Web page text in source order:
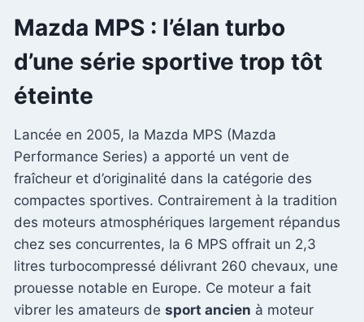
Mazda MPS : l’élan turbo
d’une série sportive trop tôt
éteinte
Lancée en 2005, la Mazda MPS (Mazda
Performance Series) a apporté un vent de
fraîcheur et d’originalité dans la catégorie des
compactes sportives. Contrairement à la tradition
des moteurs atmosphériques largement répandus
chez ses concurrentes, la 6 MPS offrait un 2,3
litres turbocompressé délivrant 260 chevaux, une
prouesse notable en Europe. Ce moteur a fait
vibrer les amateurs de sport ancien à moteur